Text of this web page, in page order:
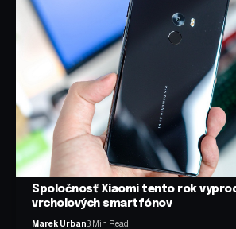
Spoločnosť Xiaomi tento rok
vrcholových smartfónov
Marek Urban3 Min Read